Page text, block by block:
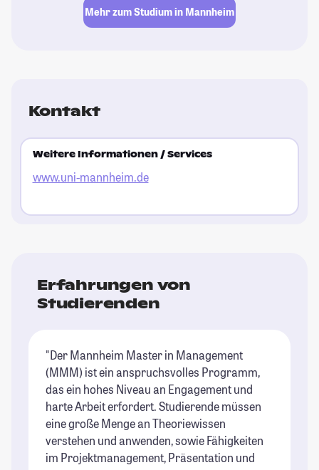
Mehr zum Studium in Mannheim
Kontakt
Weitere Informationen / Services
www.uni-mannheim.de
Erfahrungen von
Studierenden
"Der Mannheim Master in Management
(MMM) ist ein anspruchsvolles Programm,
das ein hohes Niveau an Engagement und
harte Arbeit erfordert. Studierende müssen
eine große Menge an Theoriewissen
verstehen und anwenden, sowie Fähigkeiten
im Projektmanagement, Präsentation und